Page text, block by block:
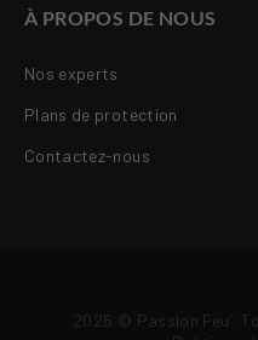
À PROPOS DE NOUS
Nos experts
Plans de protection
Contactez-nous
2026 © Passion Feu
.